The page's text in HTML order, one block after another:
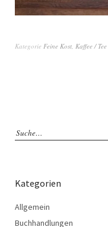
Kategorie Feine Kost, Kaffee / Tee
Kategorien
Allgemein
Buchhandlungen